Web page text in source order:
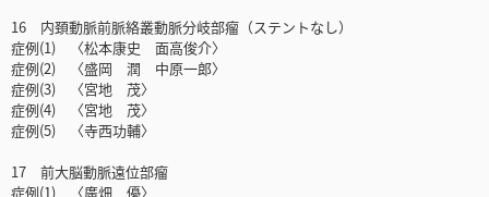
16 内頚動脈前脈絡叢動脈分岐部瘤（ステントなし）
症例(1) 〈松本康史 面高俊介〉
症例(2) 〈盛岡 潤 中原一郎〉
症例(3) 〈宮地 茂〉
症例(4) 〈宮地 茂〉
症例(5) 〈寺西功輔〉
17 前大脳動脈遠位部瘤
症例(1) 〈廣畑 優〉